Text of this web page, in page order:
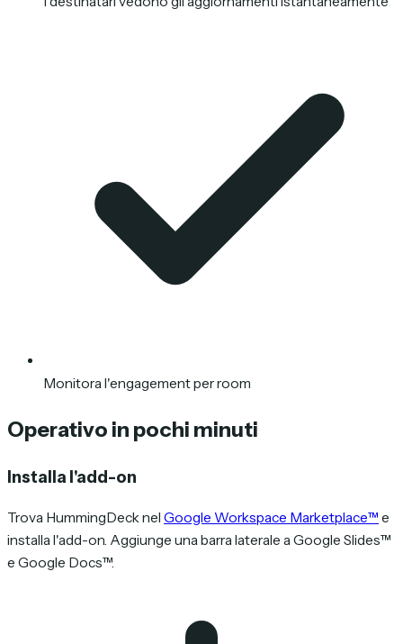
Monitora l'engagement per room
Operativo in pochi minuti
Installa l'add-on
Trova HummingDeck nel Google Workspace Marketplace™ e
installa l'add-on. Aggiunge una barra laterale a Google Slides™
e Google Docs™.